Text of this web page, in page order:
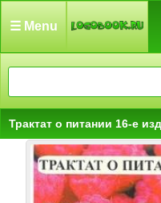
☰ Menu
Трактат о питании 16-е